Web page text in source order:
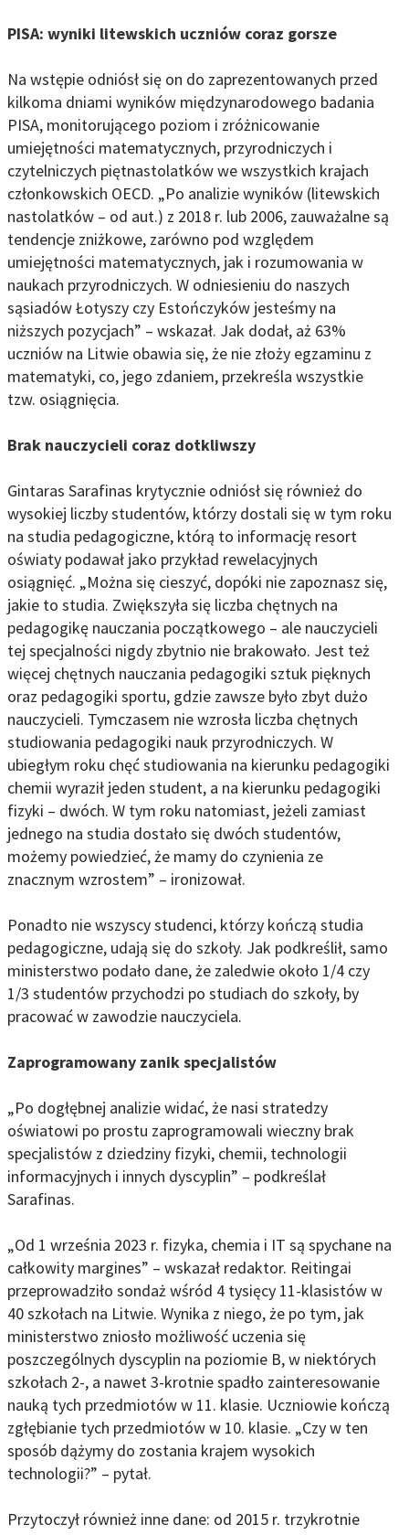
PISA: wyniki litewskich uczniów coraz gorsze
Na wstępie odniósł się on do zaprezentowanych przed
kilkoma dniami wyników międzynarodowego badania
PISA, monitorującego poziom i zróżnicowanie
umiejętności matematycznych, przyrodniczych i
czytelniczych piętnastolatków we wszystkich krajach
członkowskich OECD. „Po analizie wyników (litewskich
nastolatków – od aut.) z 2018 r. lub 2006, zauważalne są
tendencje zniżkowe, zarówno pod względem
umiejętności matematycznych, jak i rozumowania w
naukach przyrodniczych. W odniesieniu do naszych
sąsiadów Łotyszy czy Estończyków jesteśmy na
niższych pozycjach” – wskazał. Jak dodał, aż 63%
uczniów na Litwie obawia się, że nie złoży egzaminu z
matematyki, co, jego zdaniem, przekreśla wszystkie
tzw. osiągnięcia.
Brak nauczycieli coraz dotkliwszy
Gintaras Sarafinas krytycznie odniósł się również do
wysokiej liczby studentów, którzy dostali się w tym roku
na studia pedagogiczne, którą to informację resort
oświaty podawał jako przykład rewelacyjnych
osiągnięć. „Można się cieszyć, dopóki nie zapoznasz się,
jakie to studia. Zwiększyła się liczba chętnych na
pedagogikę nauczania początkowego – ale nauczycieli
tej specjalności nigdy zbytnio nie brakowało. Jest też
więcej chętnych nauczania pedagogiki sztuk pięknych
oraz pedagogiki sportu, gdzie zawsze było zbyt dużo
nauczycieli. Tymczasem nie wzrosła liczba chętnych
studiowania pedagogiki nauk przyrodniczych. W
ubiegłym roku chęć studiowania na kierunku pedagogiki
chemii wyraził jeden student, a na kierunku pedagogiki
fizyki – dwóch. W tym roku natomiast, jeżeli zamiast
jednego na studia dostało się dwóch studentów,
możemy powiedzieć, że mamy do czynienia ze
znacznym wzrostem” – ironizował.
Ponadto nie wszyscy studenci, którzy kończą studia
pedagogiczne, udają się do szkoły. Jak podkreślił, samo
ministerstwo podało dane, że zaledwie około 1/4 czy
1/3 studentów przychodzi po studiach do szkoły, by
pracować w zawodzie nauczyciela.
Zaprogramowany zanik specjalistów
„Po dogłębnej analizie widać, że nasi stratedzy
oświatowi po prostu zaprogramowali wieczny brak
specjalistów z dziedziny fizyki, chemii, technologii
informacyjnych i innych dyscyplin” – podkreślał
Sarafinas.
„Od 1 września 2023 r. fizyka, chemia i IT są spychane na
całkowity margines” – wskazał redaktor. Reitingai
przeprowadziło sondaż wśród 4 tysięcy 11-klasistów w
40 szkołach na Litwie. Wynika z niego, że po tym, jak
ministerstwo zniosło możliwość uczenia się
poszczególnych dyscyplin na poziomie B, w niektórych
szkołach 2-, a nawet 3-krotnie spadło zainteresowanie
nauką tych przedmiotów w 11. klasie. Uczniowie kończą
zgłębianie tych przedmiotów w 10. klasie. „Czy w ten
sposób dążymy do zostania krajem wysokich
technologii?” – pytał.
Przytoczył również inne dane: od 2015 r. trzykrotnie